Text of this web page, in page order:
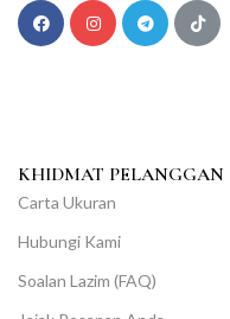
KHIDMAT PELANGGAN
Carta Ukuran
Hubungi Kami
Soalan Lazim (FAQ)